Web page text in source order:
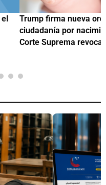
para restringir la
después de que la
intento